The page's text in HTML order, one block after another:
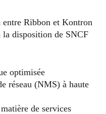
Ribbon et Kontron
la disposition de SNCF
optimisée
réseau (NMS) à haute
de services